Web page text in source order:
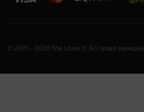
© 2015 - 2026 She Loves It . Всі права